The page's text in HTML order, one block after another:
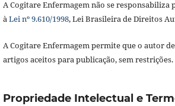
A Cogitare Enfermagem não se responsabiliza
àLei nº 9.610/1998, Lei Brasileira de Direitos
A Cogitare Enfermagem permite que o autor
artigos aceitos para publicação, sem restrições.
Propriedade Intelectual e